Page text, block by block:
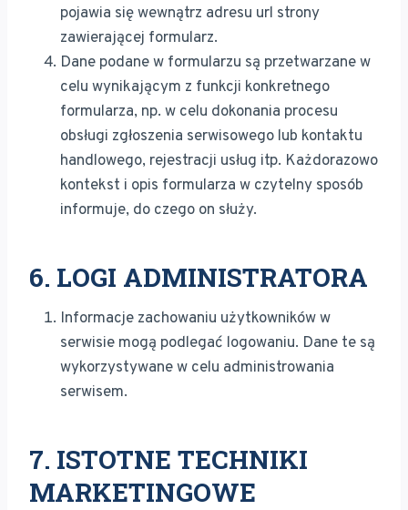
pojawia się wewnątrz adresu url strony
zawierającej formularz.
Dane podane w formularzu są przetwarzane w
celu wynikającym z funkcji konkretnego
formularza, np. w celu dokonania procesu
obsługi zgłoszenia serwisowego lub kontaktu
handlowego, rejestracji usług itp. Każdorazowo
kontekst i opis formularza w czytelny sposób
informuje, do czego on służy.
6. LOGI ADMINISTRATORA
Informacje zachowaniu użytkowników w
serwisie mogą podlegać logowaniu. Dane te są
wykorzystywane w celu administrowania
serwisem.
7. ISTOTNE TECHNIKI
MARKETINGOWE